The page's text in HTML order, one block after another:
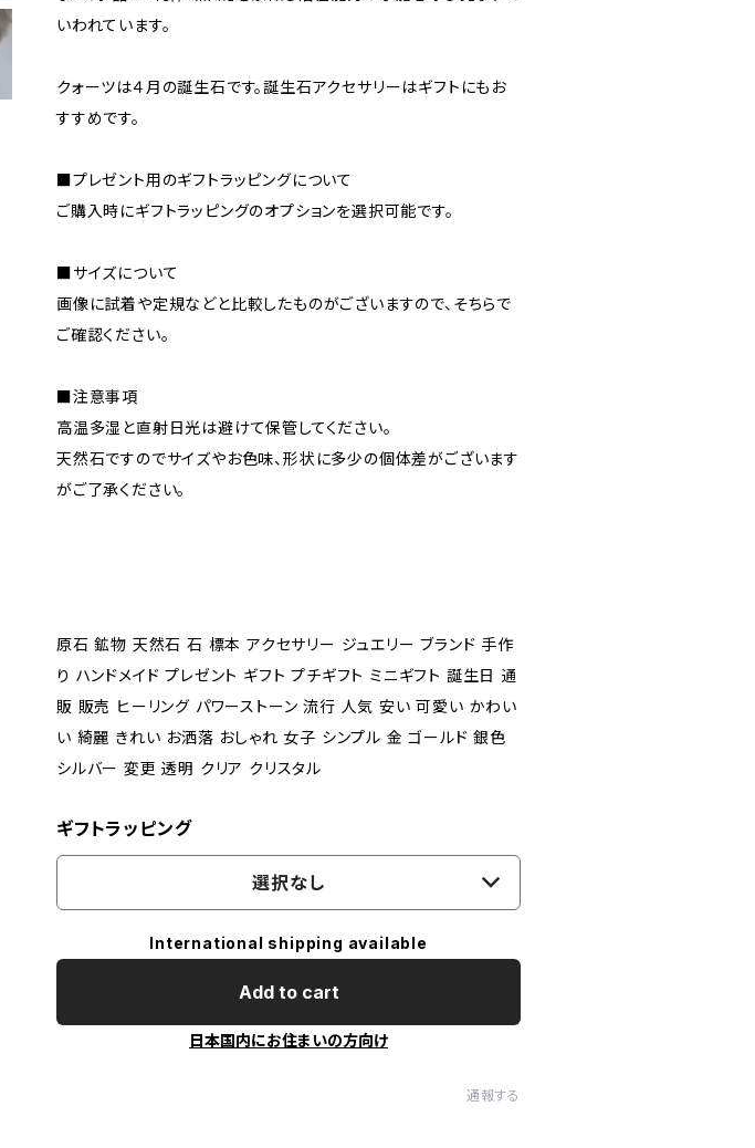
いわれています。
クォーツは４月の誕生石です。誕生石アクセサリーはギフトにもお
すすめです。
■プレゼント用のギフトラッピングについて
ご購入時にギフトラッピングのオプションを選択可能です。
■サイズについて
画像に試着や定規などと比較したものがございますので、そちらで
ご確認ください。
■注意事項
高温多湿と直射日光は避けて保管してください。
天然石ですのでサイズやお色味、形状に多少の個体差がございます
がご了承ください。
原石 鉱物 天然石 石 標本 アクセサリー ジュエリー ブランド 手作
り ハンドメイド プレゼント ギフト プチギフト ミニギフト 誕生日 通
販 販売 ヒーリング パワーストーン 流行 人気 安い 可愛い かわい
い 綺麗 きれい お洒落 おしゃれ 女子 シンプル 金 ゴールド 銀色
シルバー 変更 透明 クリア クリスタル
ギフトラッピング
選択なし
International shipping available
Add to cart
日本国内にお住まいの方向け
通報する